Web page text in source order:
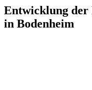
Entwicklung
in Bodenheim